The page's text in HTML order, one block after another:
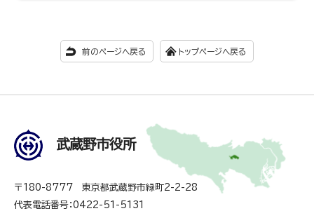
前のページへ戻る トップページへ戻る
武蔵野市役所
〒180-8777 東京都武蔵野市緑町2-2-28
代表電話番号：0422-51-5131